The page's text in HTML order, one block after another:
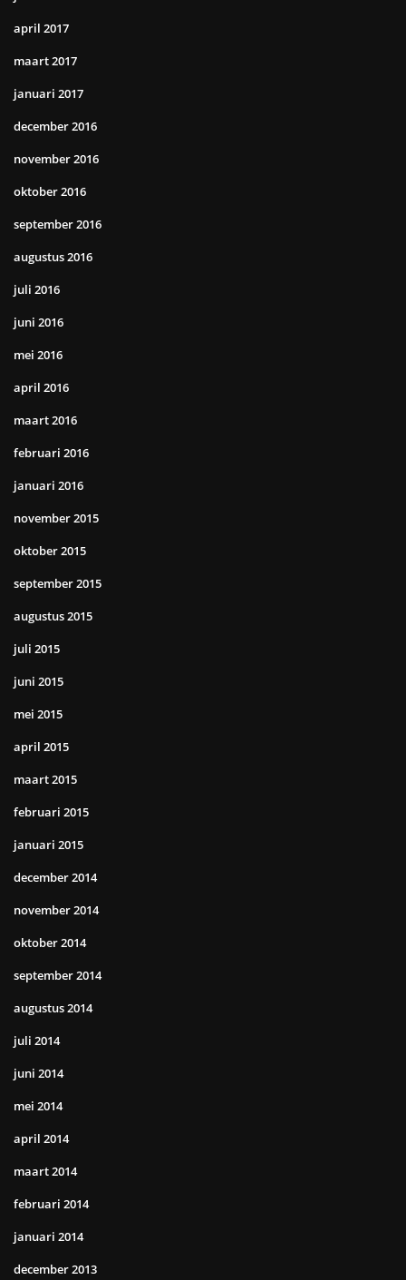
april 2017
maart 2017
januari 2017
december 2016
november 2016
oktober 2016
september 2016
augustus 2016
juli 2016
juni 2016
mei 2016
april 2016
maart 2016
februari 2016
januari 2016
november 2015
oktober 2015
september 2015
augustus 2015
juli 2015
juni 2015
mei 2015
april 2015
maart 2015
februari 2015
januari 2015
december 2014
november 2014
oktober 2014
september 2014
augustus 2014
juli 2014
juni 2014
mei 2014
april 2014
maart 2014
februari 2014
januari 2014
december 2013